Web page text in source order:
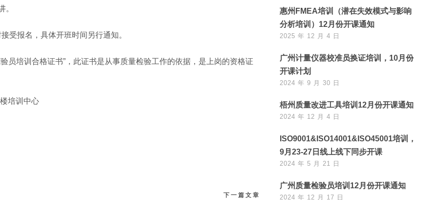
。
受报名，具体开班时间另行通知。
员培训合格证书”，此证书是从事质量检验工作的依据，是上岗的资格证
培训中心
下一篇文章
惠州FMEA培训（潜在失效模式与影响
分析培训）12月份开课通知
2025 年 12 月 4 日
广州计量仪器校准员换证培训，10月份
开课计划
2024 年 9 月 30 日
梧州质量改进工具培训12月份开课通知
2024 年 12 月 4 日
ISO9001&ISO14001&ISO45001培训，
9月23-27日线上线下同步开课
2024 年 5 月 21 日
广州质量检验员培训12月份开课通知
2024 年 12 月 17 日